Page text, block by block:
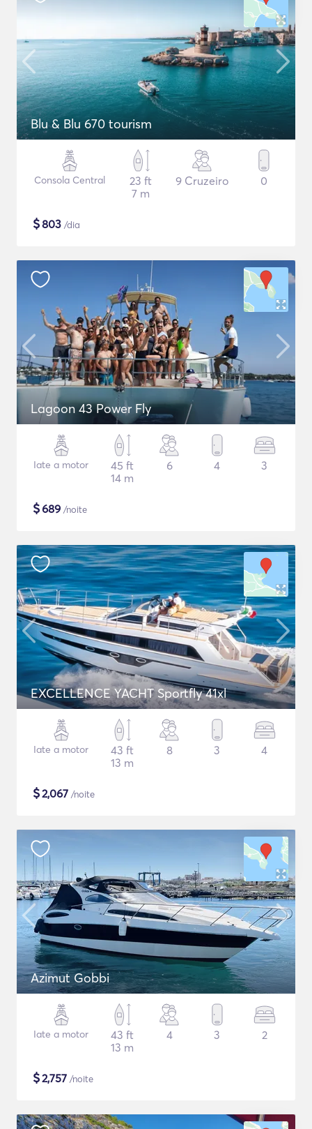
Blu & Blu 670 tourism
Consola Central
23 ft
7 m
9 Cruzeiro 0
$803 /dia
Lagoon 43 Power Fly
Iate a motor
45 ft
14 m
6 4 3
$689 /noite
EXCELLENCE YACHT Sportfly 41xl
Iate a motor
43 ft
13 m
8 3 4
$2,067 /noite
Azimut Gobbi
Iate a motor
43 ft
13 m
4 3 2
$2,757 /noite